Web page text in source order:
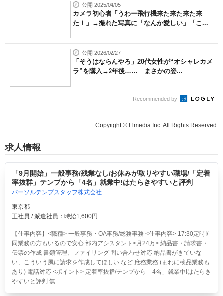
公開 2025/04/05
カメラ初心者「うわー飛行機来た来た来た来
た！」→撮れた写真に「なんか愛しい」「こ...
公開 2026/02/27
「そうはならんやろ」20代女性が“オシャレカメ
ラ”を購入→2年後…… まさかの姿...
Recommended by
Copyright © ITmedia Inc. All Rights Reserved.
求人情報
「9月開始」一般事務/残業なし/お休みが取りやすい職場/「定着
率抜群」テンプから「4名」就業中!はたらきやすいと評判
パーソルテンプスタッフ株式会社
東京都
正社員 / 派遣社員：時給1,600円
【仕事内容】<職種> 一般事務・OA事務/総務事務 <仕事内容> 17:30定時!/
同業務の方もいるので安心 部内アシスタント<月24万> 納品書・請求書・
伝票の作成 書類管理、ファイリング 問い合わせ対応 納品書がきていな
い、こういう風に請求を作成してほしい など 庶務業務 (まれに検品業務も
あり) 電話対応 <ポイント> 定着率抜群/テンプから「4名」就業中!はたらき
やすいと評判 無...